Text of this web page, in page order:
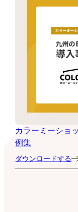
カラーミーショ
例集
ダウンロードする